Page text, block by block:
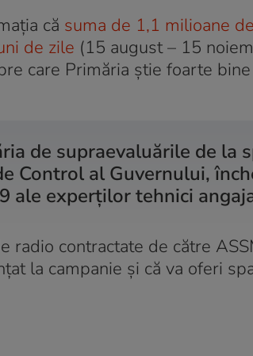
că suma de 1,1 milioane
de zile (15 august – 15
care Primăria știe foarte
de supraevaluările de la
Control al Guvernului,
ale experților tehnici
radio contractate de către
la campanie și că va oferi